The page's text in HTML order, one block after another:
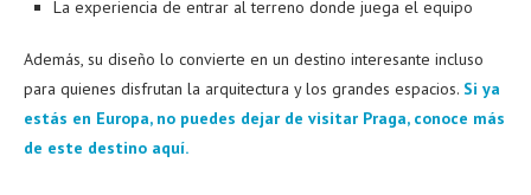
La experiencia de entrar al terreno donde juega el equipo
Además, su diseño lo convierte en un destino interesante incluso
para quienes disfrutan la arquitectura y los grandes espacios. Si ya
estás en Europa, no puedes dejar de visitar Praga, conoce más
de este destino aquí.